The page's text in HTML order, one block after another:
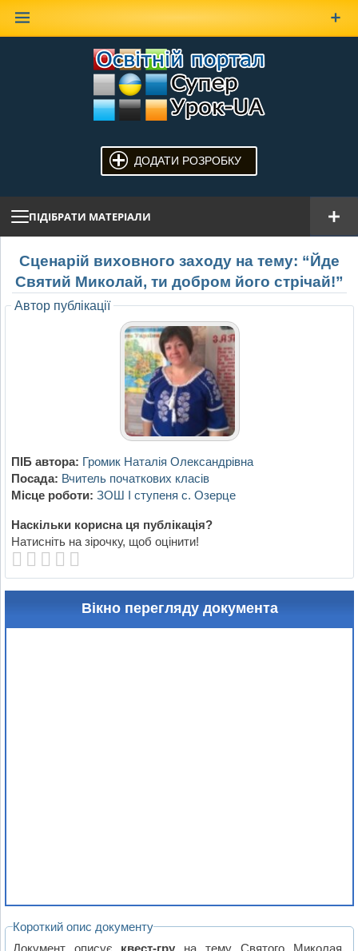
ДОДАТИ РОЗРОБКУ
ПІДІБРАТИ МАТЕРІАЛИ
Сценарій виховного заходу на тему: “Йде
Святий Миколай, ти добром його стрічай!”
Автор публікації
ПІБ автора: Громик Наталія Олександрівна
Посада: Вчитель початкових класів
Місце роботи: ЗОШ І ступеня с. Озерце
Наскільки корисна ця публікація?
Натисніть на зірочку, щоб оцінити!
Вікно перегляду документа
Короткий опис документу
Документ описує квест-гру на тему Святого Миколая,